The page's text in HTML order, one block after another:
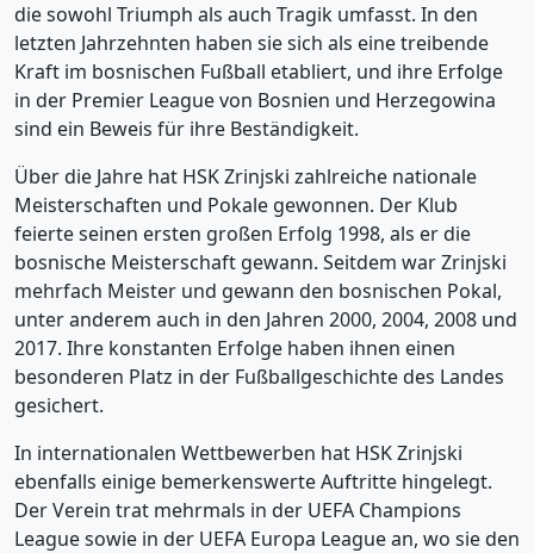
die sowohl Triumph als auch Tragik umfasst. In den
letzten Jahrzehnten haben sie sich als eine treibende
Kraft im bosnischen Fußball etabliert, und ihre Erfolge
in der Premier League von Bosnien und Herzegowina
sind ein Beweis für ihre Beständigkeit.
Über die Jahre hat HSK Zrinjski zahlreiche nationale
Meisterschaften und Pokale gewonnen. Der Klub
feierte seinen ersten großen Erfolg 1998, als er die
bosnische Meisterschaft gewann. Seitdem war Zrinjski
mehrfach Meister und gewann den bosnischen Pokal,
unter anderem auch in den Jahren 2000, 2004, 2008 und
2017. Ihre konstanten Erfolge haben ihnen einen
besonderen Platz in der Fußballgeschichte des Landes
gesichert.
In internationalen Wettbewerben hat HSK Zrinjski
ebenfalls einige bemerkenswerte Auftritte hingelegt.
Der Verein trat mehrmals in der UEFA Champions
League sowie in der UEFA Europa League an, wo sie den